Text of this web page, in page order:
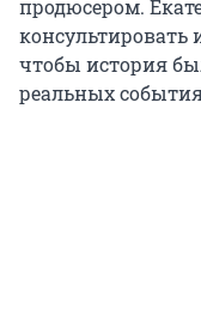
продюсером.
консультировать
чтобы история
реальных